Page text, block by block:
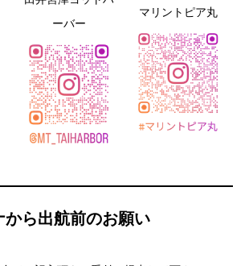
ーバー
マリントピア丸
ら出航前のお願い